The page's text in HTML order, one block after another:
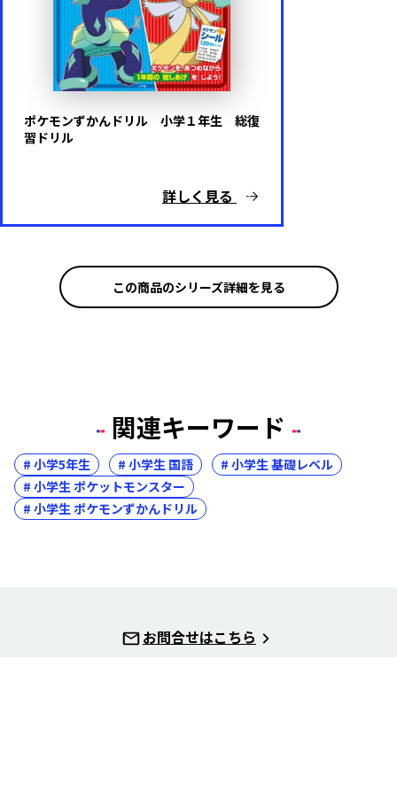
ポケモンずかんドリル 小学１年生 総復
習ドリル
詳しく見る
この商品のシリーズ詳細を見る
関連キーワード
# 小学5年生 # 小学生 国語
# 小学生 基礎レベル
# 小学生 ポケットモンスター
# 小学生 ポケモンずかんドリル
お問合せはこちら